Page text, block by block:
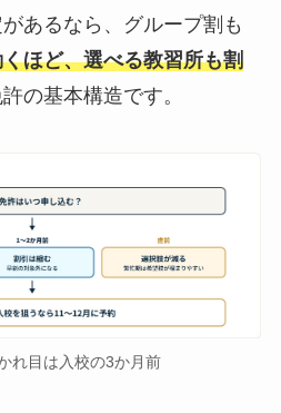
あるなら、グループ割も
ほど、選べる教習所も割
の基本構造です。
れ目は入校の3か月前